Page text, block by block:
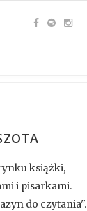
książki,
i pisarkami.
do czytania".